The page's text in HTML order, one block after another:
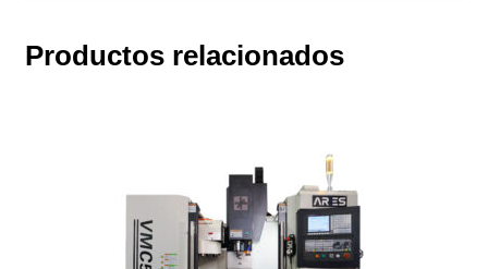
Productos relacionados